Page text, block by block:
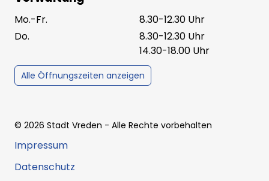
Mo.-Fr.
8.30-12.30 Uhr
Do.
8.30-12.30 Uhr
14.30-18.00 Uhr
Alle Öffnungszeiten anzeigen
© 2026 Stadt Vreden - Alle Rechte vorbehalten
Impressum
Datenschutz